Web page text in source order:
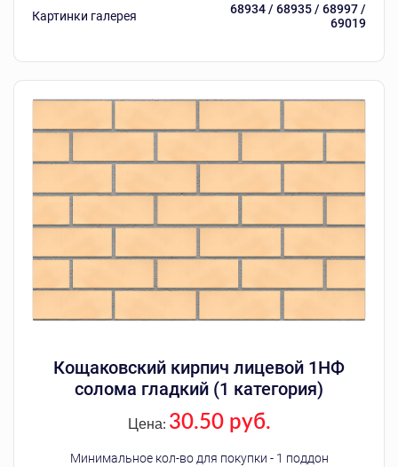
Картинки галерея
68934 / 68935 / 68997 /
69019
Кощаковский кирпич лицевой 1НФ
солома гладкий (1 категория)
Цена: 30.50 руб.
Минимальное кол-во для покупки - 1 поддон